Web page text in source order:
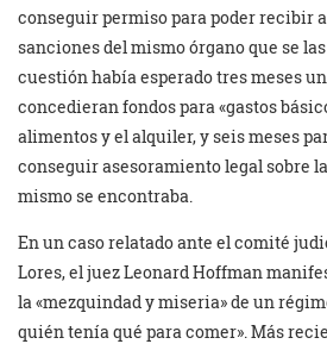
conseguir permiso para poder recibir
sanciones del mismo órgano que se
cuestión había esperado tres meses
concedieran fondos para «gastos
alimentos y el alquiler, y seis meses
conseguir asesoramiento legal sobre
mismo se encontraba.
En un caso relatado ante el comité
Lores, el juez Leonard Hoffman
la «mezquindad y miseria» de un
quién tenía qué para comer». Más